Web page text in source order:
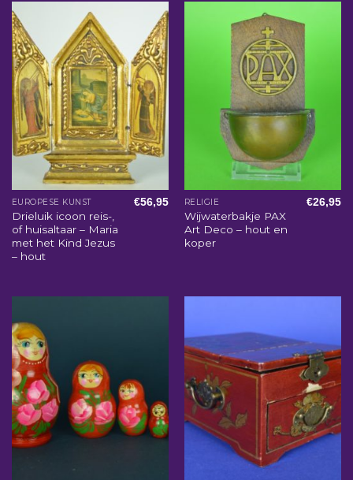
EUROPESE KUNST
Drieluik icoon reis-,
of huisaltaar – Maria
met het Kind Jezus
– hout
€56,95 RELIGIE
Wijwaterbakje PAX
Art Deco – hout en
koper
€26,95